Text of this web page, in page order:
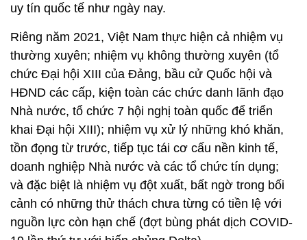
uy tín quốc tế như ngày nay.
Riêng năm 2021, Việt Nam thực hiện cả nhiệm vụ
thường xuyên; nhiệm vụ không thường xuyên (tổ
chức Đại hội XIII của Đảng, bầu cử Quốc hội và
HĐND các cấp, kiện toàn các chức danh lãnh đạo
Nhà nước, tổ chức 7 hội nghị toàn quốc để triển
khai Đại hội XIII); nhiệm vụ xử lý những khó khăn,
tồn đọng từ trước, tiếp tục tái cơ cấu nền kinh tế,
doanh nghiệp Nhà nước và các tổ chức tín dụng;
và đặc biệt là nhiệm vụ đột xuất, bất ngờ trong bối
cảnh có những thử thách chưa từng có tiền lệ với
nguồn lực còn hạn chế (đợt bùng phát dịch COVID-